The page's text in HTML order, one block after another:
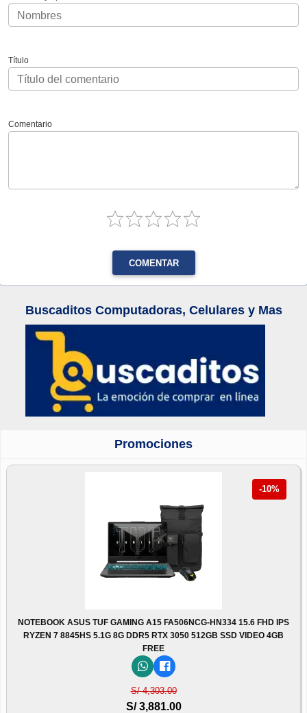
Título
Comentario
COMENTAR
Buscaditos Computadoras, Celulares y Mas
Promociones
-10%
NOTEBOOK ASUS TUF GAMING A15 FA506NCG-HN334 15.6 FHD IPS
RYZEN 7 8845HS 5.1G 8G DDR5 RTX 3050 512GB SSD VIDEO 4GB
FREE
S/ 4,303.00
S/ 3,881.00